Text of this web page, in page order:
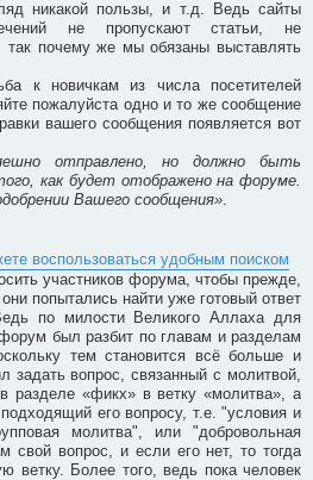
никакой пользы, и т.д. Ведь сайты
не пропускают статьи, не
так почему же мы обязаны выставлять
к новичкам из числа посетителей
пожалуйста одно и то же сообщение
вашего сообщения появляется вот
отправлено, но должно быть
как будет отображено на форуме.
Вашего сообщения».
воспользоваться удобным поиском
участников форума, чтобы прежде,
попытались найти уже готовый ответ
по милости Великого Аллаха для
был разбит по главам и разделам
тем становится всё больше и
задать вопрос, связанный с молитвой,
разделе «фикх» в ветку «молитва», а
его вопросу, т.е. "условия и
молитва", или "добровольная
свой вопрос, и если его нет, то тогда
ветку. Более того, ведь пока человек